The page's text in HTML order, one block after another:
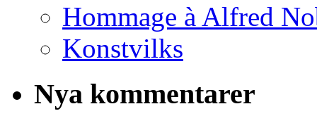
Hommage à Alfred
Konstvilks
Nya kommentarer